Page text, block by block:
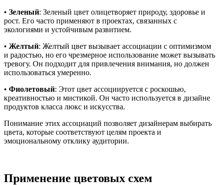
• Зеленый: Зеленый цвет олицетворяет природу, здоровье и
рост. Его часто применяют в проектах, связанных с
экологиями и устойчивым развитием.
• Желтый: Желтый цвет вызывает ассоциации с оптимизмом
и радостью, но его чрезмерное использование может вызывать
тревогу. Он подходит для привлечения внимания, но должен
использоваться умеренно.
• Фиолетовый: Этот цвет ассоциируется с роскошью,
креативностью и мистикой. Он часто используется в дизайне
продуктов класса люкс и искусства.
Понимание этих ассоциаций позволяет дизайнерам выбирать
цвета, которые соответствуют целям проекта и
эмоциональному отклику аудитории.
Применение цветовых схем